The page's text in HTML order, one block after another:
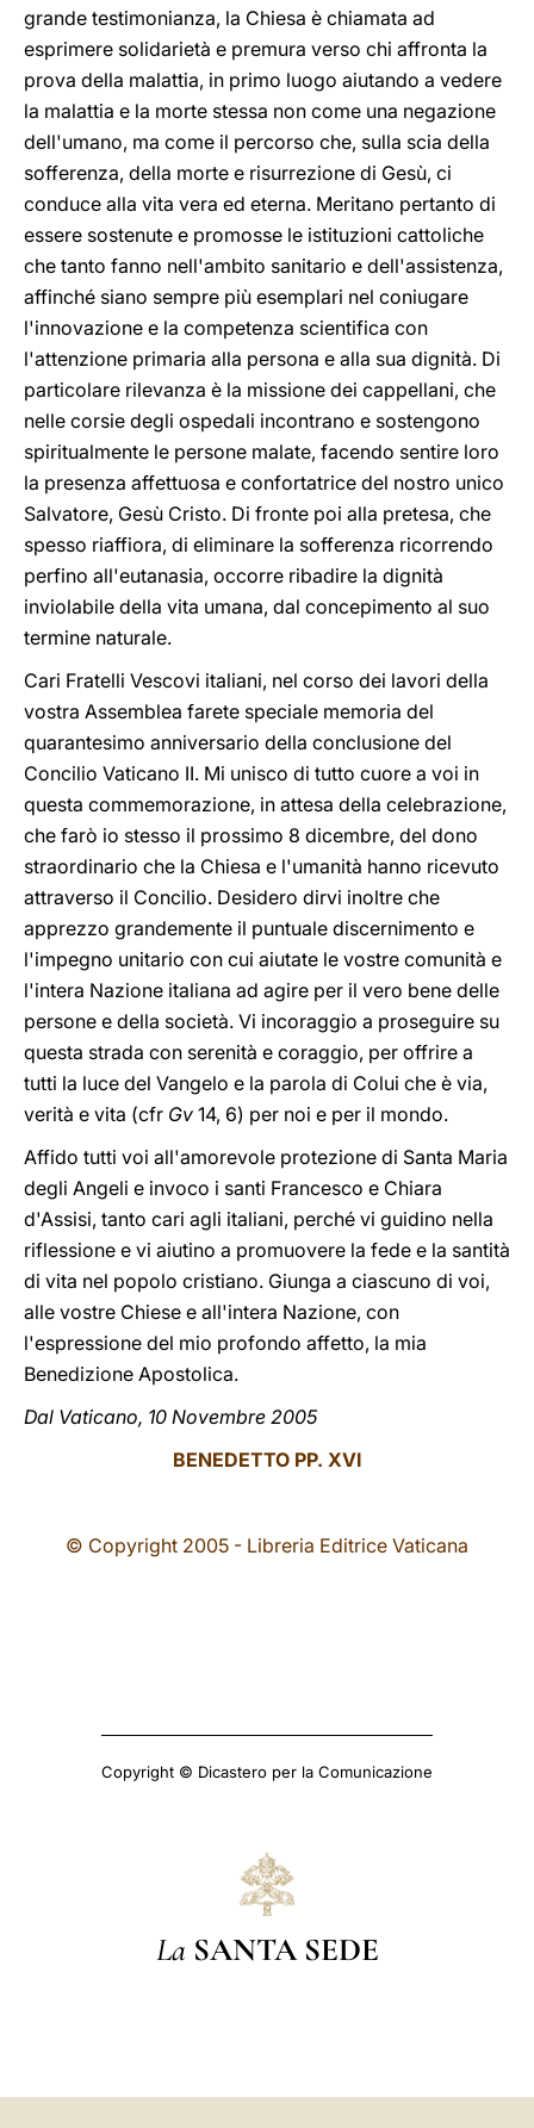
grande testimonianza, la Chiesa è chiamata ad
esprimere solidarietà e premura verso chi affronta la
prova della malattia, in primo luogo aiutando a vedere
la malattia e la morte stessa non come una negazione
dell'umano, ma come il percorso che, sulla scia della
sofferenza, della morte e risurrezione di Gesù, ci
conduce alla vita vera ed eterna. Meritano pertanto di
essere sostenute e promosse le istituzioni cattoliche
che tanto fanno nell'ambito sanitario e dell'assistenza,
affinché siano sempre più esemplari nel coniugare
l'innovazione e la competenza scientifica con
l'attenzione primaria alla persona e alla sua dignità. Di
particolare rilevanza è la missione dei cappellani, che
nelle corsie degli ospedali incontrano e sostengono
spiritualmente le persone malate, facendo sentire loro
la presenza affettuosa e confortatrice del nostro unico
Salvatore, Gesù Cristo. Di fronte poi alla pretesa, che
spesso riaffiora, di eliminare la sofferenza ricorrendo
perfino all'eutanasia, occorre ribadire la dignità
inviolabile della vita umana, dal concepimento al suo
termine naturale.
Cari Fratelli Vescovi italiani, nel corso dei lavori della
vostra Assemblea farete speciale memoria del
quarantesimo anniversario della conclusione del
Concilio Vaticano II. Mi unisco di tutto cuore a voi in
questa commemorazione, in attesa della celebrazione,
che farò io stesso il prossimo 8 dicembre, del dono
straordinario che la Chiesa e l'umanità hanno ricevuto
attraverso il Concilio. Desidero dirvi inoltre che
apprezzo grandemente il puntuale discernimento e
l'impegno unitario con cui aiutate le vostre comunità e
l'intera Nazione italiana ad agire per il vero bene delle
persone e della società. Vi incoraggio a proseguire su
questa strada con serenità e coraggio, per offrire a
tutti la luce del Vangelo e la parola di Colui che è via,
verità e vita (cfr Gv 14, 6) per noi e per il mondo.
Affido tutti voi all'amorevole protezione di Santa Maria
degli Angeli e invoco i santi Francesco e Chiara
d'Assisi, tanto cari agli italiani, perché vi guidino nella
riflessione e vi aiutino a promuovere la fede e la santità
di vita nel popolo cristiano. Giunga a ciascuno di voi,
alle vostre Chiese e all'intera Nazione, con
l'espressione del mio profondo affetto, la mia
Benedizione Apostolica.
Dal Vaticano, 10 Novembre 2005
BENEDETTO PP. XVI
© Copyright 2005 - Libreria Editrice Vaticana
Copyright © Dicastero per la Comunicazione
La SANTA SEDE